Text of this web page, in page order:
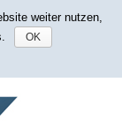
voraus.de
weiter nutzen,
OK